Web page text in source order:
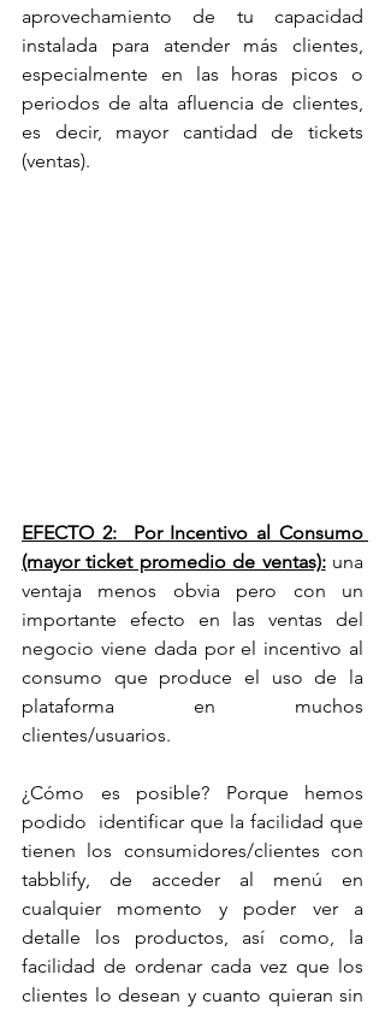
aprovechamiento de tu capacidad
instalada para atender más clientes,
especialmente en las horas picos o
periodos de alta afluencia de clientes,
es decir, mayor cantidad de tickets
(ventas).
EFECTO 2:  Por Incentivo al Consumo
(mayor ticket promedio de ventas): una
ventaja menos obvia pero con un
importante efecto en las ventas del
negocio viene dada por el incentivo al
consumo que produce el uso de la
plataforma en muchos
clientes/usuarios.
¿Cómo es posible? Porque hemos
podido  identificar que la facilidad que
tienen los consumidores/clientes con
tabblify, de acceder al menú en
cualquier momento y poder ver a
detalle los productos, así como, la
facilidad de ordenar cada vez que los
clientes lo desean y cuanto quieran sin